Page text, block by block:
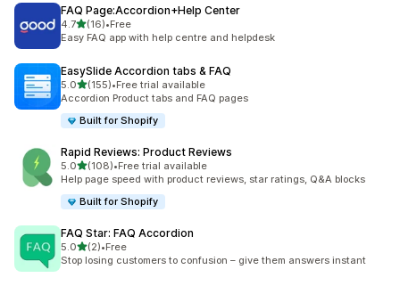
FAQ Page:Accordion+Help Center
4.7เต็ม 5 ดาว
(16)
ทั้งหมด 16 รีวิว
•Free
Easy FAQ app with help centre and helpdesk
EasySlide Accordion tabs & FAQ
5.0เต็ม 5 ดาว
(155)
ทั้งหมด 155 รีวิว
•Free trial available
Accordion Product tabs and FAQ pages
Built for Shopify
Rapid Reviews: Product Reviews
5.0เต็ม 5 ดาว
(108)
ทั้งหมด 108 รีวิว
•Free trial available
Help page speed with product reviews, star ratings, Q&A blocks
Built for Shopify
FAQ Star: FAQ Accordion
5.0เต็ม 5 ดาว
(2)
ทั้งหมด 2 รีวิว
•Free
Stop losing customers to confusion – give them answers instant